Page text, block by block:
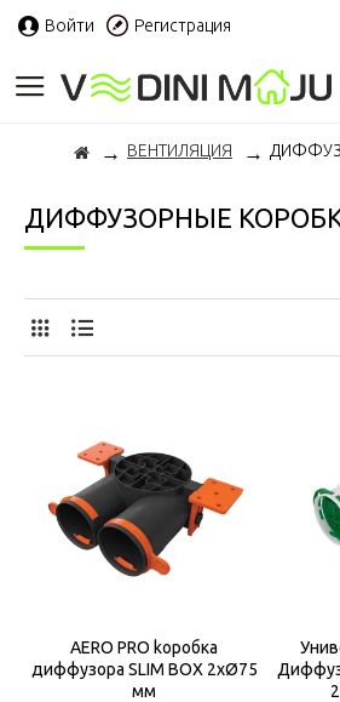
Войти Регистрация
ВЕНТИЛЯЦИЯ
ДИФФУЗОРНЫЕ
AERO PRO kоробкa
диффузорa SLIM BOX 2хØ75
мм